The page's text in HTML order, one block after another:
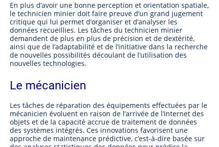
En plus d’avoir une bonne perception et orientation spatiale,
le technicien minier doit faire preuve d’un grand jugement
critique qui lui permet d’organiser et d’analyser les
données recueillies. Les tâches du technicien minier
demandent de plus en plus de précision et de dextérité,
ainsi que de l’adaptabilité et de l’initiative dans la recherche
de nouvelles possibilités découlant de l’utilisation des
nouvelles technologies.
Le mécanicien
Les tâches de réparation des équipements effectuées par le
mécanicien évoluent en raison de l’arrivée de l’Internet des
objets et de la capacité accrue de traitement de données
des systèmes intégrés. Ces innovations favorisent une
approche de maintenance prédictive, c’est-à-dire basée sur